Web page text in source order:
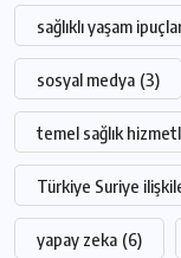
sağlıklı yaşam
sosyal medya (3)
temel sağlık
Türkiye Suriye
yapay zeka (6)